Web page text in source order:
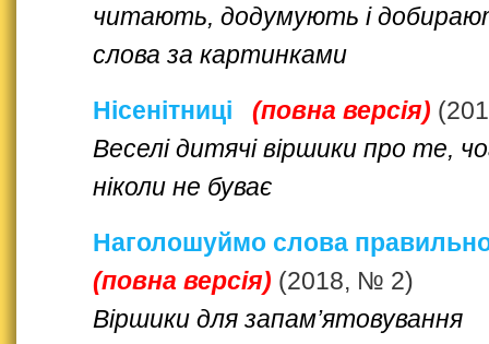
читають, додумують і
слова за картинками
Нісенітниці
(повна версія)
Веселі дитячі віршики про те,
ніколи не буває
Наголошуймо слова
(повна версія) (2018, № 2)
Віршики для запам’ятовування